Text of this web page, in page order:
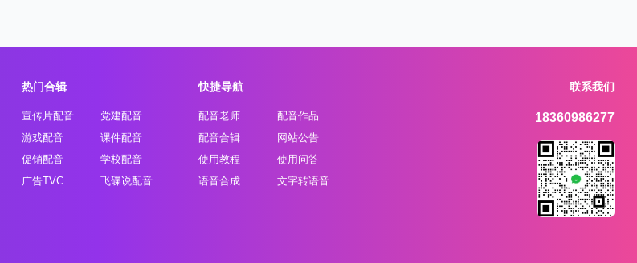
热门合辑
宣传片配音
党建配音
游戏配音
课件配音
促销配音
学校配音
广告TVC
飞碟说配音
快捷导航
配音老师
配音作品
配音合辑
网站公告
使用教程
使用问答
语音合成
文字转语音
联系我们
18360986277